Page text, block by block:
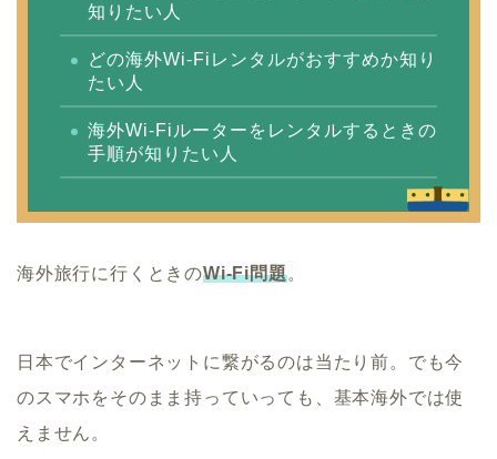
知りたい人
どの海外Wi-Fiレンタルがおすすめか知り
たい人
海外Wi-Fiルーターをレンタルするときの
手順が知りたい人
海外旅行に行くときのWi-Fi問題。
日本でインターネットに繋がるのは当たり前。でも今
のスマホをそのまま持っていっても、基本海外では使
えません。